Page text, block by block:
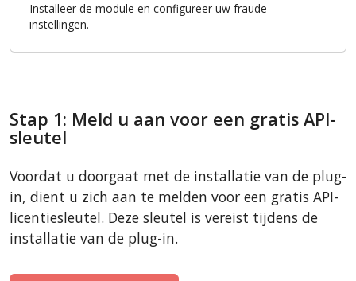
Installeer de module en configureer uw fraude-
instellingen.
Stap 1: Meld u aan voor een gratis API-
sleutel
Voordat u doorgaat met de installatie van de plug-
in, dient u zich aan te melden voor een gratis API-
licentiesleutel. Deze sleutel is vereist tijdens de
installatie van de plug-in.